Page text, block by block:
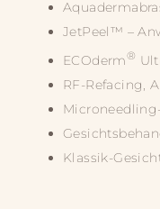
JetPeel™ –
ECOderm®
RF-Refacing,
Klassik-